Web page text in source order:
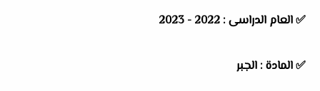
✅العام الدراسى :
✅المادة : الجبر